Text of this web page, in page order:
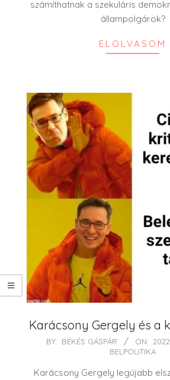
számíthatnak a szekuláris
állampolgárok?
ELOLVASOM
Karácsony Gergely és a
2022-
10
BY: BÉKÉS GÁSPÁR ON:
BELPOLITIKA
Karácsony Gergely legújabb